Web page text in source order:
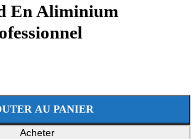
En Aliminium
AU PANIER
Acheter